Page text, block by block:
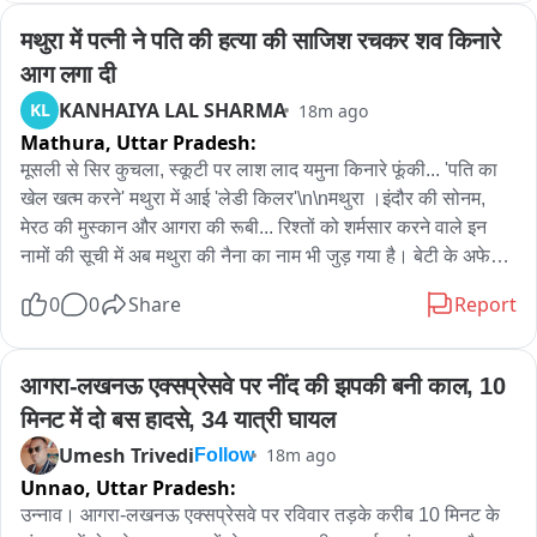
मथुरा में पत्नी ने पति की हत्या की साजिश रचकर शव किनारे
आग लगा दी
KL KANHAIYA LAL SHARMA 18m ago
Mathura, Uttar Pradesh:
मूसली से सिर कुचला, स्कूटी पर लाश लाद यमुना किनारे फूंकी... 'पति का
खेल खत्म करने' मथुरा में आई 'लेडी किलर'\n\nमथुरा ।इंदौर की सोनम,
मेरठ की मुस्कान और आगरा की रूबी... रिश्तों को शर्मसार करने वाले इन
नामों की सूची में अब मथुरा की नैना का नाम भी जुड़ गया है। बेटी के अफेयर
लिखी। नशीला दूध पिलाया, लोहे की मूसली से सिर कुचला और फिर बेटी-
दिया। तीन महीने तक चले इस सस्पेंस का ड्रामा आखिरकार खुल ही गया।
\n\n1. रात को विवाद, फिर 'जहरीला प्लान'\n\nमथुरा के जयसिंहपुरा (राधा
कृष्ण वाटिका) में रहने वाले मनोज सोनी का गुनाह सिर्फ इतना था कि वह
अपनी छोटी बेटी के प्रेम संबंधों का विरोध कर रहे थे। यह बात पत्नी नैना
और बेटी को इतनी नागवार गुजरी कि उन्होंने मनोज को हमेशा के लिए रास्ते
से हटाने की साजिश रच डाली।\n18 अप्रैल की रात घर में विवाद हुआ।
0 0 Share Report
आगरा-लखनऊ एक्सप्रेसवे पर नींद की झपकी बनी काल, 10
मिनट में दो बस हादसे, 34 यात्री घायल
Umesh Trivedi Follow 18m ago
Unnao, Uttar Pradesh:
उन्नाव। आगरा-लखनऊ एक्सप्रेसवे पर रविवार तड़के करीब 10 मिनट के